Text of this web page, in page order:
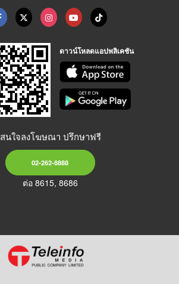
ดาวน์โหลดแอปพลิเคชัน
สนใจลงโฆษณา ปรึกษาฟรี
02-262-8888
ต่อ 8615, 8686